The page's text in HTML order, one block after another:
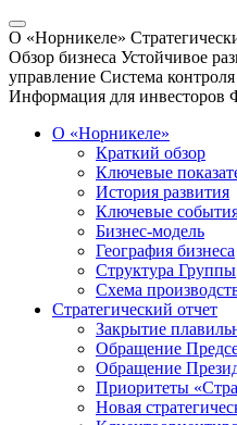
О «Норникеле»
Обзор бизнеса Устойчивое
управление Система
Информация для инвесторов
О «Норникеле»
Краткий обзор
Ключевые
История развития
Ключевые
Бизнес-модель
География бизнеса
Структура Группы
Схема
Стратегический отчет
Закрытие
Обращение
Обращение
Приоритеты
Новая